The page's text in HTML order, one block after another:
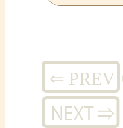
投
ビ